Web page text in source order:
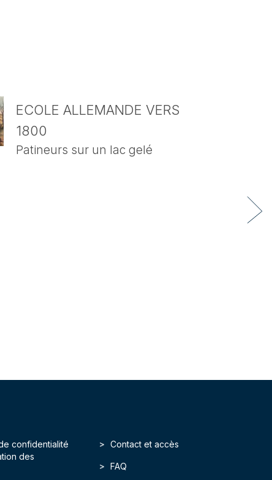
ECOLE ALLEMANDE VERS
1800
Patineurs sur un lac gelé
confidentialité
des
Contact et accès
FAQ